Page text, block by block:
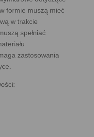
formie muszą mieć
w trakcie
spełniać
zastosowania